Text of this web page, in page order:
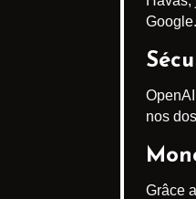
Google.
nos
Grâce